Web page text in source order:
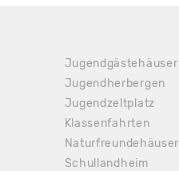
Jugendgästehäuser
Jugendherbergen
Jugendzeltplatz
Klassenfahrten
Naturfreundehäuser
Schullandheim